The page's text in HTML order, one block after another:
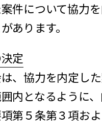
件について協力
あります。
定
、協力を内定し
内となるように
第５条第３項お